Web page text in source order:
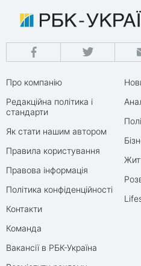
Про компанію
Редакційна політика і
стандарти
Як стати нашим автором
Правила користування
Правова інформація
Політика конфіденційності
Контакти
Команда
Вакансії в РБК-Україна